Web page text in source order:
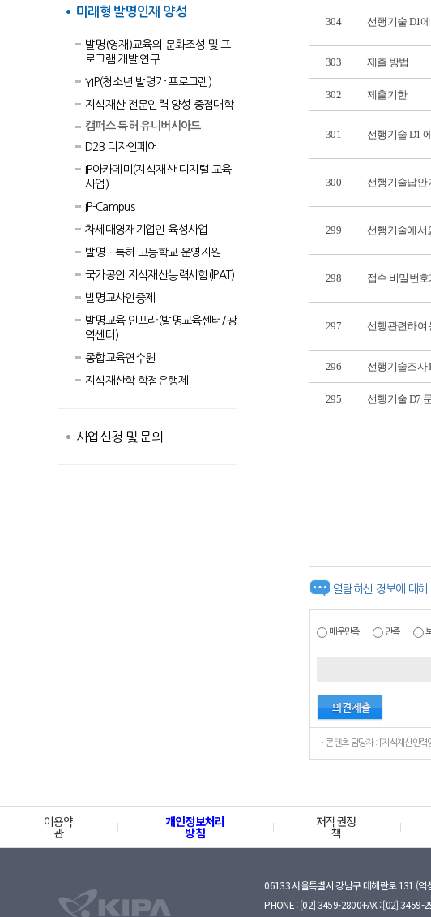
미래형 발명인재 양성
발명(영재)교육의 문화조성 및 프
로그램 개발·연구
YIP(청소년 발명가 프로그램)
지식재산 전문인력 양성 중점대학
캠퍼스 특허 유니버시아드
D2B 디자인페어
IP아카데미(지식재산 디지털 교육
사업)
IP-Campus
차세대영재기업인 육성사업
발명ㆍ특허 고등학교 운영지원
국가공인 지식재산능력시험(lPAT)
발명교사인증제
발명교육 인프라(발명교육센터/광
역센터)
종합교육연수원
지식재산학 학점은행제
사업신청 및 문의
304 선행기술 D1
303 제출 방법
302 제출기한
301 선행기술 D1
300 선행기술답안
299 선행기술에서
298 접수 비밀번
297 선행관련하여
296 선행기술조사
295 선행기술 D7
열람하신 정보에 대
매우만족 만족
이용약
관
개인정보처리
방침
저작권정
책
06133 서울특별시 강남구 테헤란로 131 (역
PHONE : [02] 3459-2800·FAX : [02] 3459-